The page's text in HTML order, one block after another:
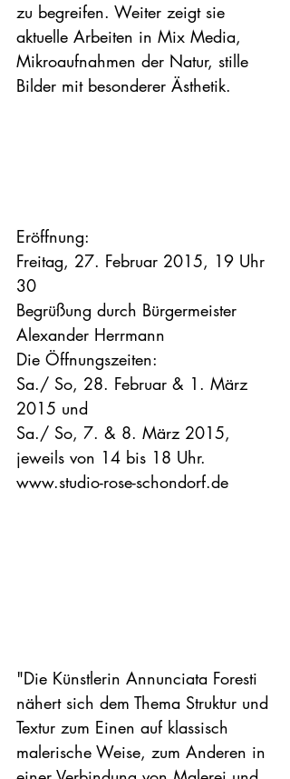
zu begreifen. Weiter zeigt sie
aktuelle Arbeiten in Mix Media,
Mikroaufnahmen der Natur, stille
Bilder mit besonderer Ästhetik.
Eröffnung:
Freitag, 27. Februar 2015, 19 Uhr
30
Begrüßung durch Bürgermeister
Alexander Herrmann
Die Öffnungszeiten:
Sa./ So, 28. Februar & 1. März
2015 und
Sa./ So, 7. & 8. März 2015,
jeweils von 14 bis 18 Uhr.
www.studio-rose-schondorf.de
"Die Künstlerin Annunciata Foresti
nähert sich dem Thema Struktur und
Textur zum Einen auf klassisch
malerische Weise, zum Anderen in